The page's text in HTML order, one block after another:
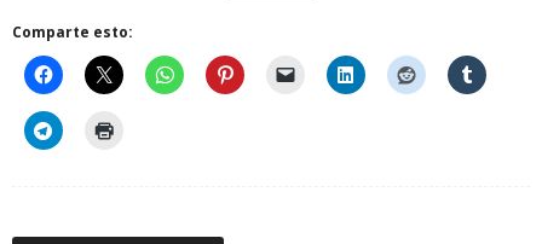
Comparte esto: